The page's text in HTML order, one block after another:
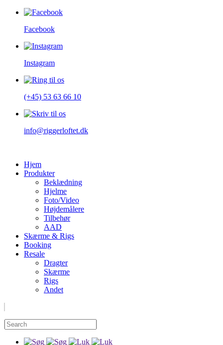
Facebook
Instagram
(+45) 53 63 66 10
info@riggerloftet.dk
Hjem
Produkter
Beklædning
Hjelme
Foto/Video
Højdemålere
Tilbehør
AAD
Skærme & Rigs
Booking
Resale
Dragter
Skærme
Rigs
Andet